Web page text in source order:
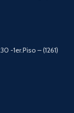
-1er.Piso – (1261)